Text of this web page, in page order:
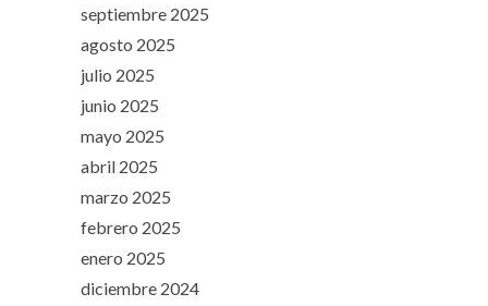
septiembre 2025
agosto 2025
julio 2025
junio 2025
mayo 2025
abril 2025
marzo 2025
febrero 2025
enero 2025
diciembre 2024